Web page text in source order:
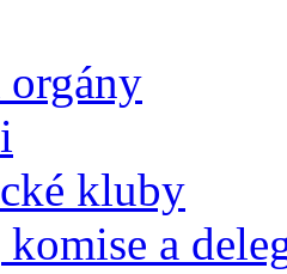
orgány
kluby
a